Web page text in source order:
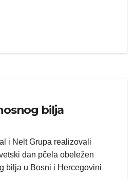
bilja
i Nelt Grupa realizovali
dan pčela obeležen
bilja u Bosni i Hercegovini